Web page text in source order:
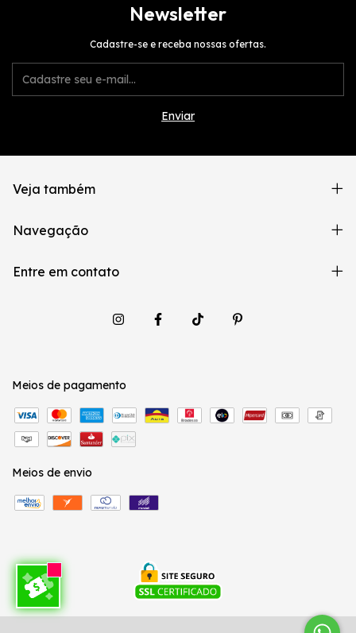
Newsletter
Cadastre-se e receba nossas ofertas.
Veja também
Navegação
Entre em contato
Meios de pagamento
Meios de envio